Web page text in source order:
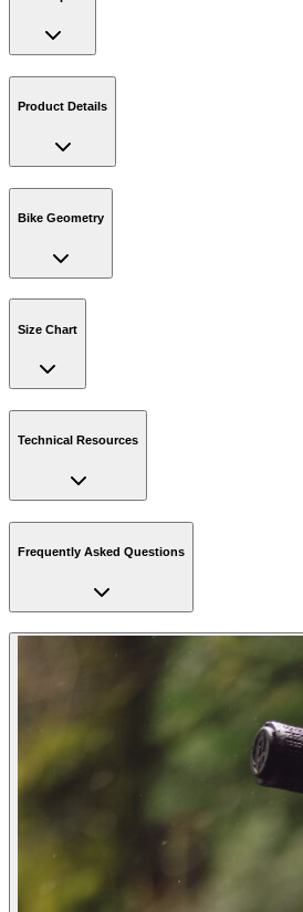
Product Details
Bike Geometry
Size Chart
Technical Resources
Frequently Asked Questions